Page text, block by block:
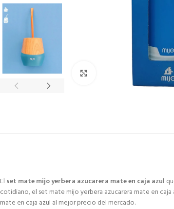
Click to enlarge
El set mate mijo yerbera azucarera mate en caja azul
cotidiano, el set mate mijo yerbera azucarera mate en
mate en caja azul al mejor precio del mercado.